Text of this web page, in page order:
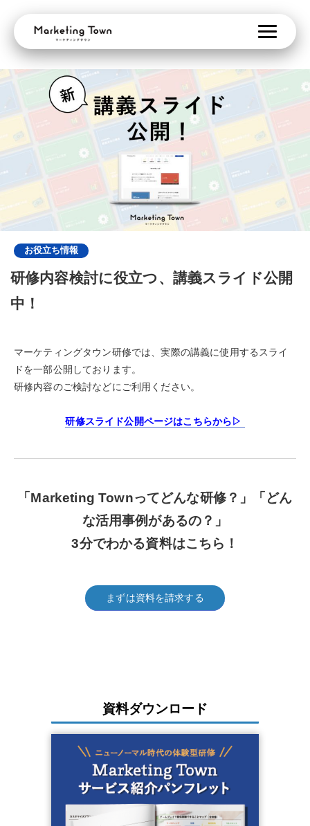
お役立ち情報
研修内容検討に役立つ、講義スライド公開
中！
マーケティングタウン研修では、実際の講義に使用するスライ
ドを一部公開しております。
研修内容のご検討などにご利用ください。
研修スライド公開ページはこちらから▷
「Marketing Townってどんな研修？」
「どん
な活用事例があるの？」
3分でわかる資料はこちら！
まずは資料を請求する
資料ダウンロード